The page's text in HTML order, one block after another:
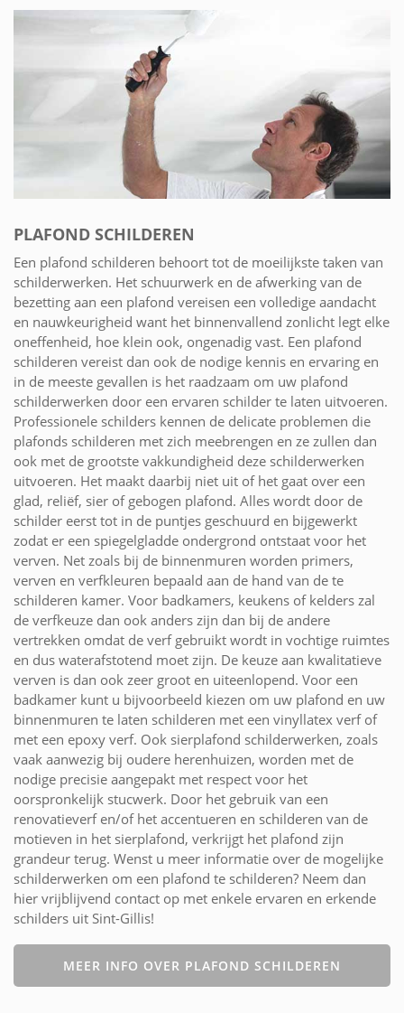
PLAFOND SCHILDEREN
Een plafond schilderen behoort tot de moeilijkste taken van
schilderwerken. Het schuurwerk en de afwerking van de
bezetting aan een plafond vereisen een volledige aandacht
en nauwkeurigheid want het binnenvallend zonlicht legt elke
oneffenheid, hoe klein ook, ongenadig vast. Een plafond
schilderen vereist dan ook de nodige kennis en ervaring en
in de meeste gevallen is het raadzaam om uw plafond
schilderwerken door een ervaren schilder te laten uitvoeren.
Professionele schilders kennen de delicate problemen die
plafonds schilderen met zich meebrengen en ze zullen dan
ook met de grootste vakkundigheid deze schilderwerken
uitvoeren. Het maakt daarbij niet uit of het gaat over een
glad, reliëf, sier of gebogen plafond. Alles wordt door de
schilder eerst tot in de puntjes geschuurd en bijgewerkt
zodat er een spiegelgladde ondergrond ontstaat voor het
verven. Net zoals bij de binnenmuren worden primers,
verven en verfkleuren bepaald aan de hand van de te
schilderen kamer. Voor badkamers, keukens of kelders zal
de verfkeuze dan ook anders zijn dan bij de andere
vertrekken omdat de verf gebruikt wordt in vochtige ruimtes
en dus waterafstotend moet zijn. De keuze aan kwalitatieve
verven is dan ook zeer groot en uiteenlopend. Voor een
badkamer kunt u bijvoorbeeld kiezen om uw plafond en uw
binnenmuren te laten schilderen met een vinyllatex verf of
met een epoxy verf. Ook sierplafond schilderwerken, zoals
vaak aanwezig bij oudere herenhuizen, worden met de
nodige precisie aangepakt met respect voor het
oorspronkelijk stucwerk. Door het gebruik van een
renovatieverf en/of het accentueren en schilderen van de
motieven in het sierplafond, verkrijgt het plafond zijn
grandeur terug. Wenst u meer informatie over de mogelijke
schilderwerken om een plafond te schilderen? Neem dan
hier vrijblijvend contact op met enkele ervaren en erkende
schilders uit Sint-Gillis!
MEER INFO OVER PLAFOND SCHILDEREN